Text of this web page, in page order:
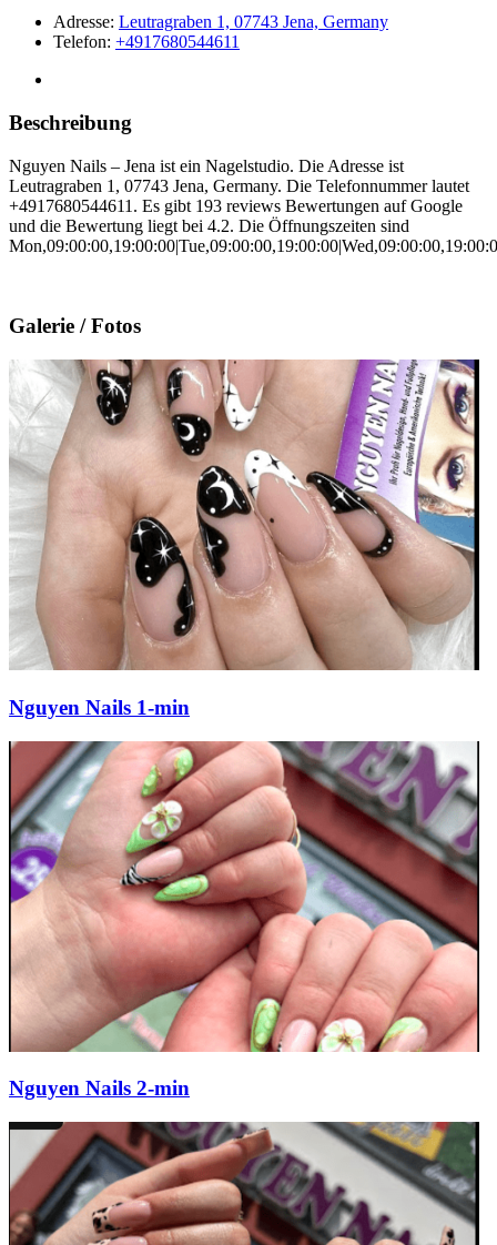
Adresse: Leutragraben 1, 07743 Jena, Germany
Telefon: +4917680544611
Beschreibung
Nguyen Nails – Jena ist ein Nagelstudio. Die Adresse ist
Leutragraben 1, 07743 Jena, Germany. Die Telefonnummer lautet
+4917680544611. Es gibt 193 reviews Bewertungen auf Google
und die Bewertung liegt bei 4.2. Die Öffnungszeiten sind
Galerie / Fotos
Nguyen Nails 1-min
Nguyen Nails 2-min